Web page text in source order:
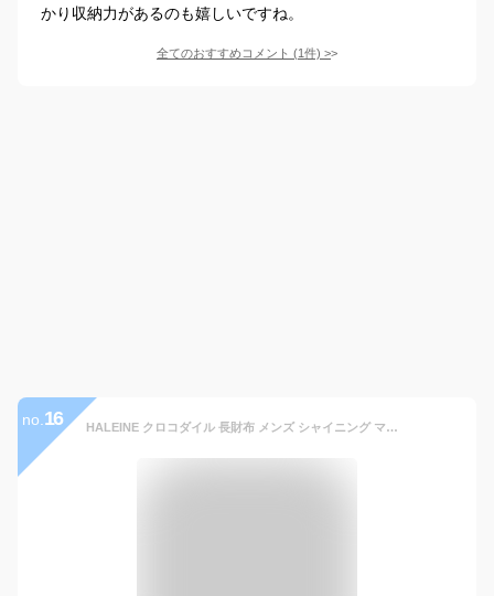
かり収納力があるのも嬉しいですね。
全てのおすすめコメント (1件) >
no. 16 HALEINE クロコダイル 長財布 メンズ シャイニング マット 加工 一枚革 センター取り 日本製 本革 財布 鰐革 ブランド アレンヌ 贈り物 プレゼント クリスマス ギフト (06000608-mens-1r)